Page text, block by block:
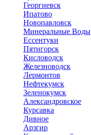
Георгиевск
Ипатово
Новопавловск
Минеральные Воды
Ессентуки
Пятигорск
Кисловодск
Железноводск
Лермонтов
Нефтекумск
Зеленокумск
Александровское
Курсавка
Дивное
Арзгир